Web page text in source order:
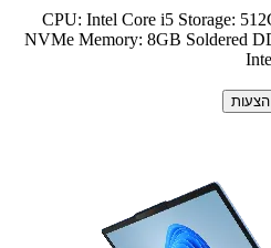
CPU: Intel Core i5 Storage:
NVMe Memory: 8GB Soldered